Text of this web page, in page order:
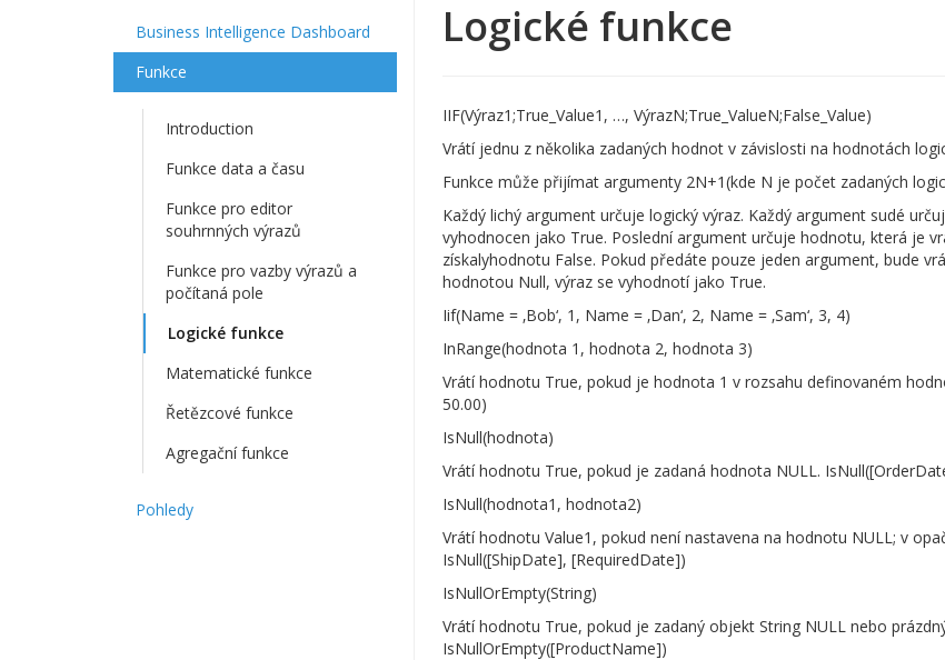
Business Intelligence Dashboard
Funkce
Introduction
Funkce data a času
Funkce pro editor
souhrnných výrazů
Funkce pro vazby výrazů a
počítaná pole
Logické funkce
Matematické funkce
Řetězcové funkce
Agregační funkce
Pohledy
Logické funkce
IIF(Výraz1;True_Value1, …, VýrazN;True_ValueN;False_Value)
Vrátí jednu z několika zadaných hodnot v závislosti na hodnotách
Funkce může přijímat argumenty 2N+1(kde N je počet zadaných
Každý lichý argument určuje logický výraz. Každý argument sudé
vyhodnocen jako True. Poslední argument určuje hodnotu, která je
získalyhodnotu False. Pokud předáte pouze jeden argument, bude
hodnotou Null, výraz se vyhodnotí jako True.
Iif(Name = ‚Bob‘, 1, Name = ‚Dan‘, 2, Name = ‚Sam‘, 3, 4)
InRange(hodnota 1, hodnota 2, hodnota 3)
Vrátí hodnotu True, pokud je hodnota 1 v rozsahu definovaném
50.00)
IsNull(hodnota)
Vrátí hodnotu True, pokud je zadaná hodnota NULL.
IsNull(hodnota1, hodnota2)
Vrátí hodnotu Value1, pokud není nastavena na hodnotu NULL; v
IsNull([ShipDate], [RequiredDate])
IsNullOrEmpty(String)
Vrátí hodnotu True, pokud je zadaný objekt String NULL nebo
IsNullOrEmpty([ProductName])